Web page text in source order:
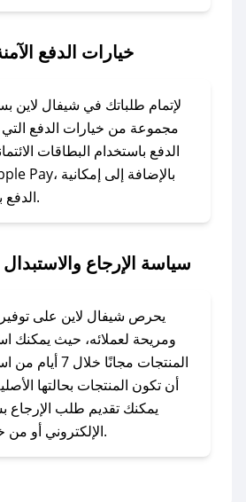
الرسائل الخاصة على تويتر أو
وسنقوم بحل المشكلة
في حال عدم توفر كوبونات
للحصول على كوبونات
خيارات الدفع
لإتمام طلباتك في شيفال لاين
مجموعة من خيارات الدفع التي
الدفع باستخدام البطاقات
الدفع بالتقسيط الشهري.
سياسة الإرجاع
يحرص شيفال لاين على
ومريحة لعملائه، حيث يمكنك
المنتجات مجانًا
أن تكون المنتجات بحالتها
يمكنك تقديم طلب الإرجاع
الإلكتروني أو من خلال خدمة العملاء.